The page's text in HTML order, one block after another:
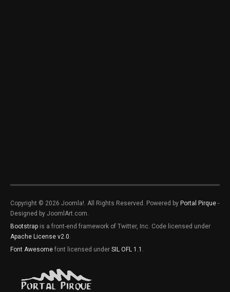
Copyright © 2026 Joomla!. All Rights Reserved. Powered by Portal Pirque -
Designed by JoomlArt.com.
Bootstrap is a front-end framework of Twitter, Inc. Code licensed under
Apache License v2.0.
Font Awesome font licensed under SIL OFL 1.1 .